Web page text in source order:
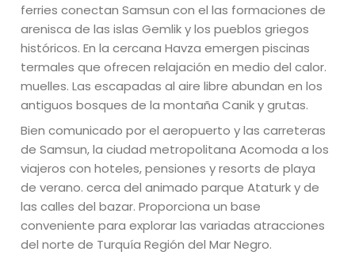
ferries conectan Samsun con el las formaciones de
arenisca de las islas Gemlik y los pueblos griegos
históricos. En la cercana Havza emergen piscinas
termales que ofrecen relajación en medio del calor.
muelles. Las escapadas al aire libre abundan en los
antiguos bosques de la montaña Canik y grutas.
Bien comunicado por el aeropuerto y las carreteras
de Samsun, la ciudad metropolitana Acomoda a los
viajeros con hoteles, pensiones y resorts de playa
de verano. cerca del animado parque Ataturk y de
las calles del bazar. Proporciona un base
conveniente para explorar las variadas atracciones
del norte de Turquía Región del Mar Negro.